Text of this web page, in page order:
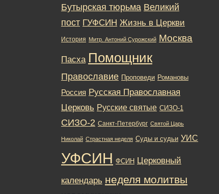
Бутырская тюрьма Великий
пост ГУФСИН Жизнь в Церкви
История Митр. Антоний Сурожский Москва
Пасха Помощник
Православие Проповеди Романовы
Россия Русская Православная
Церковь Русские святые СИЗО-1
СИЗО-2 Санкт-Петербург Святой Царь
Николай Страстная неделя Суды и судьи УИС
УФСИН ФСИН Церковный
календарь неделя молитвы